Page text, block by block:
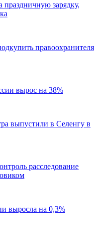
зарядку,
правоохранителя
вырос на 38%
выпустили в Селенгу в
расследование
выросла на 0,3%